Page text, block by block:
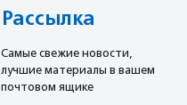
Рассылка
Cамые свежие новости,
лучшие материалы в вашем
почтовом ящике